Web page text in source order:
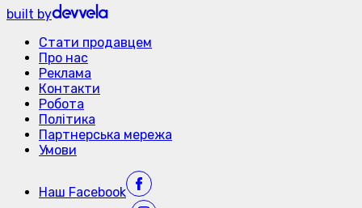
built by
Стати продавцем
Про нас
Реклама
Контакти
Робота
Політика
Партнерська мережа
Умови
Наш Facebook